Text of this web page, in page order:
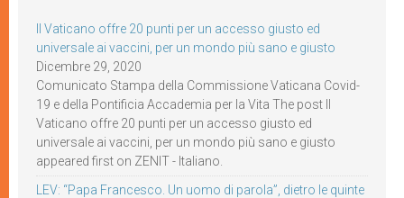
Il Vaticano offre 20 punti per un accesso giusto ed
universale ai vaccini, per un mondo più sano e giusto
Dicembre 29, 2020
Comunicato Stampa della Commissione Vaticana Covid-
19 e della Pontificia Accademia per la Vita The post Il
Vaticano offre 20 punti per un accesso giusto ed
universale ai vaccini, per un mondo più sano e giusto
appeared first on ZENIT - Italiano.
LEV: “Papa Francesco. Un uomo di parola”, dietro le quinte